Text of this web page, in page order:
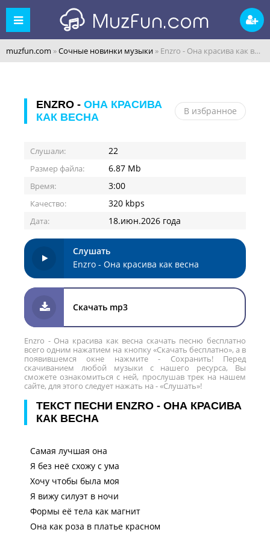
muzfun.com »Сочные новинки музыки » Enzro - Она красива как весна
ENZRO - ОНА КРАСИВА
КАК ВЕСНА
В избранное
Слушали: 22
Размер файла: 6.87 Mb
Время: 3:00
Качество: 320 kbps
Дата: 18.июн.2026 года
Слушать
Enzro - Она красива как весна
Скачать mp3
Enzro - Она красива как весна скачать песню бесплатно
всего одним нажатием на кнопку «Скачать бесплатно», а в
появившемся окне нажмите - Сохранить! Перед
скачиванием любой музыки с нашего ресурса, Вы
сможете ознакомиться с ней, прослушав трек на нашем
сайте, для этого следует нажать на - «Слушать»!
ТЕКСТ ПЕСНИ ENZRO - ОНА КРАСИВА
КАК ВЕСНА
Самая лучшая она
Я без неё схожу с ума
Хочу чтобы была моя
Я вижу силуэт в ночи
Формы её тела как магнит
Она как роза в платье красном